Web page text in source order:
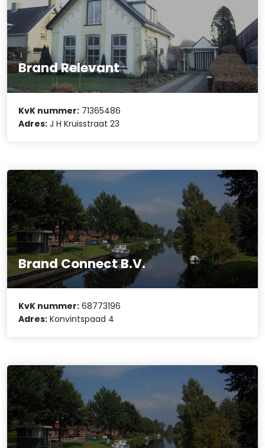
Brand Relevant
KvK nummer: 71365486
Adres: J H Kruisstraat 23
Brand Connect B.V.
KvK nummer: 68773196
Adres: Konvintspaad 4